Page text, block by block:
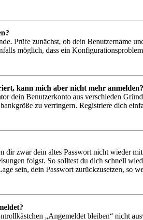
Prüfe zunächst, ob dein Benutzername
möglich, dass ein
kann mich aber nicht mehr
dein Benutzerkonto aus verschieden
zu verringern. Registriere dich
dir zwar dein altes Passwort nicht wieder
folgst. So solltest du dich schnell
sein, dein Passwort zurückzusetzen, so
„Angemeldet bleiben“ nicht